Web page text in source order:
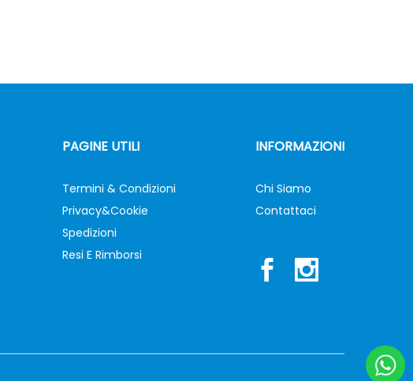
PAGINE UTILI
Termini & Condizioni
Privacy&Cookie
Spedizioni
Resi E Rimborsi
INFORMAZIONI
Chi Siamo
Contattaci